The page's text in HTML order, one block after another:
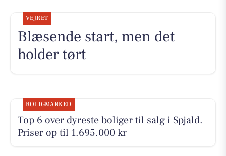
VEJRET
Blæsende start, men det
holder tørt
BOLIGMARKED
Top 6 over dyreste boliger til salg i Spjald.
Priser op til 1.695.000 kr